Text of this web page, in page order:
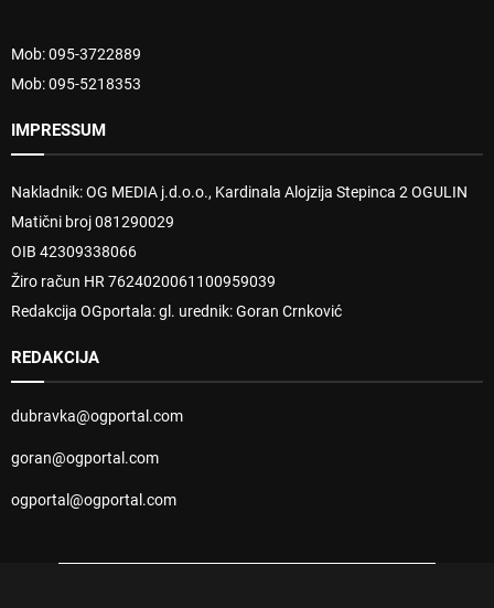
Mob: 095-3722889
Mob: 095-5218353
IMPRESSUM
Nakladnik: OG MEDIA j.d.o.o., Kardinala Alojzija Stepinca 2 OGULIN
Matični broj 081290029
OIB 42309338066
Žiro račun HR 7624020061100959039
Redakcija OGportala: gl. urednik: Goran Crnković
REDAKCIJA
dubravka@ogportal.com
goran@ogportal.com
ogportal@ogportal.com